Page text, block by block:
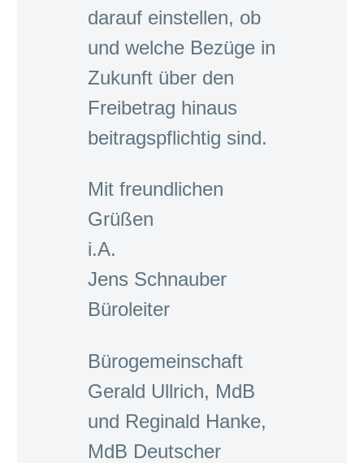
darauf einstellen, ob
und welche Bezüge in
Zukunft über den
Freibetrag hinaus
beitragspflichtig sind.
Mit freundlichen
Grüßen
i.A.
Jens Schnauber
Büroleiter
Bürogemeinschaft
Gerald Ullrich, MdB
und Reginald Hanke,
MdB Deutscher